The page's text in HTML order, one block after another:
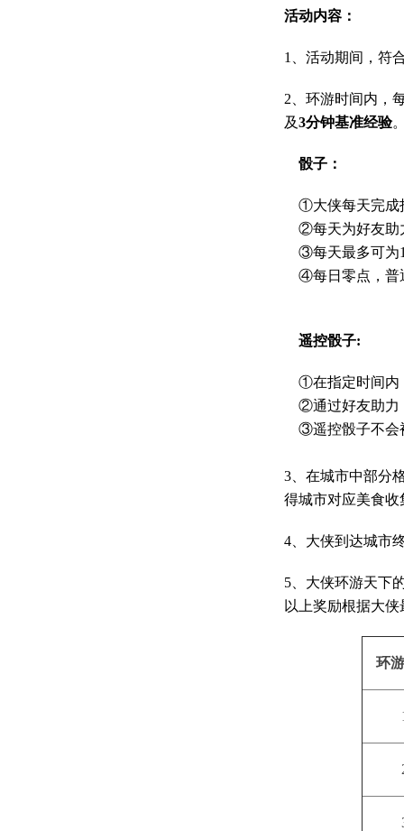
活动内容：
1、活动期间，符
2、环游时间内，
及3分钟基准经验
骰子：
①大侠每天完成
②每天为好友助
③每天最多可为
④每日零点，普
遥控骰子:
①在指定时间内
②通过好友助力
③遥控骰子不会
3、在城市中部分
得城市对应美食收
4、大侠到达城市
5、大侠环游天下
以上奖励根据大
环